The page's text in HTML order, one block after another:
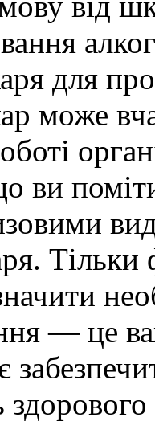
для
може
ви
— це